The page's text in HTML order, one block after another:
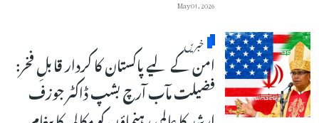
May 01, 2026
خبریں
امن کے لیے پاکستان کا کردار قابلِ فخر:
فضیلت مآب آرچ بشپ ڈاکٹر جوزف